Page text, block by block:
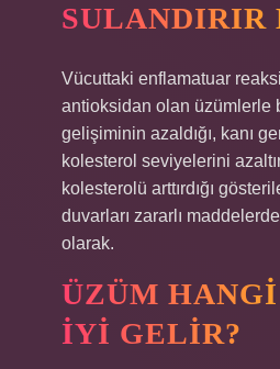
SULANDIRIR
Vücuttaki enflamatuar
antioksidan olan üzümlerle
gelişiminin azaldığı, kanı
kolesterol seviyelerini
kolesterolü arttırdığı
duvarları zararlı
olarak.
ÜZÜM
IYI GELIR?